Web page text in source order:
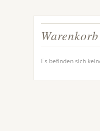
Warenkorb
Es befinden sich